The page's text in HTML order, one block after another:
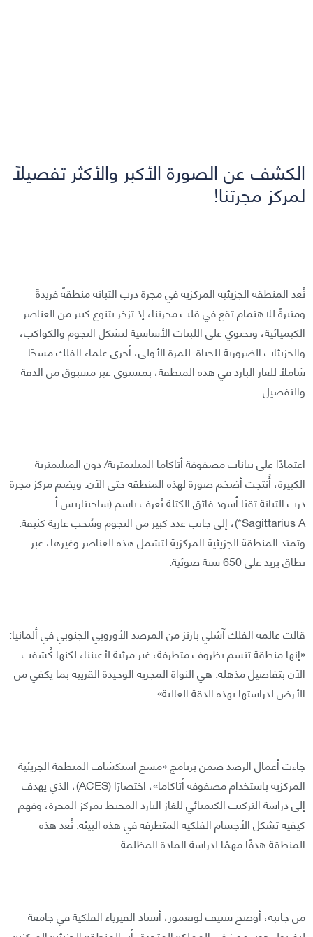
الكشف عن الصورة الأكبر والأكثر تفصيلًا
لمركز مجرتنا!
تُعد المنطقة الجزيئية المركزية في مجرة درب التبانة منطقةً فريدةً
ومثيرةً للاهتمام تقع في قلب مجرتنا، إذ تزخر بتنوع كبير من العناصر
الكيميائية، وتحتوي على اللبنات الأساسية لتشكل النجوم والكواكب،
والجزيئات الضرورية للحياة. للمرة الأولى، أجرى علماء الفلك مسحًا
شاملًا للغاز البارد في هذه المنطقة، بمستوى غير مسبوق من الدقة
والتفصيل.
اعتمادًا على بيانات مصفوفة أتاكاما الميليمترية/ دون الميليمترية
الكبيرة، أُنتجت أضخم صورة لهذه المنطقة حتى الآن. ويضم مركز مجرة
درب التبانة ثقبًا أسود فائق الكتلة يُعرف باسم (ساجيتاريس أ
Sagittarius A*)، إلى جانب عدد كبير من النجوم وسُحب غازية كثيفة.
وتمتد المنطقة الجزيئية المركزية لتشمل هذه العناصر وغيرها، عبر
نطاق يزيد على 650 سنة ضوئية.
قالت عالمة الفلك آشلي بارنز من المرصد الأوروبي الجنوبي في ألمانيا:
«إنها منطقة تتسم بظروف متطرفة، غير مرئية لأعيننا، لكنها كُشفت
الآن بتفاصيل مذهلة. هي النواة المجرية الوحيدة القريبة بما يكفي من
الأرض لدراستها بهذه الدقة العالية».
جاءت أعمال الرصد ضمن برنامج «مسح استكشاف المنطقة الجزيئية
المركزية باستخدام مصفوفة أتاكاما»، اختصارًا (ACES)، الذي يهدف
إلى دراسة التركيب الكيميائي للغاز البارد المحيط بمركز المجرة، وفهم
كيفية تشكل الأجسام الفلكية المتطرفة في هذه البيئة. تُعد هذه
المنطقة هدفًا مهمًا لدراسة المادة المظلمة.
من جانبه، أوضح ستيف لونغمور، أستاذ الفيزياء الفلكية في جامعة